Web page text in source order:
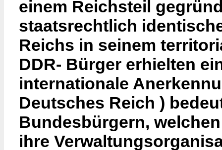
einem Reichsteil
staatsrechtlich
Reichs in seinem
DDR- Bürger erhielten
internationale
Deutsches Reich )
Bundesbürgern,
ihre